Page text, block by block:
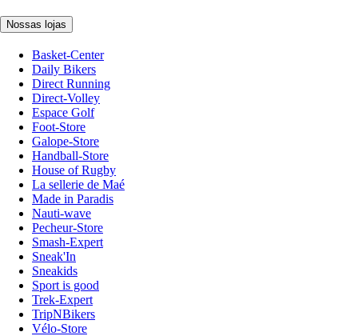
Nossas lojas
Basket-Center
Daily Bikers
Direct Running
Direct-Volley
Espace Golf
Foot-Store
Galope-Store
Handball-Store
House of Rugby
La sellerie de Maé
Made in Paradis
Nauti-wave
Pecheur-Store
Smash-Expert
Sneak'In
Sneakids
Sport is good
Trek-Expert
TripNBikers
Vélo-Store